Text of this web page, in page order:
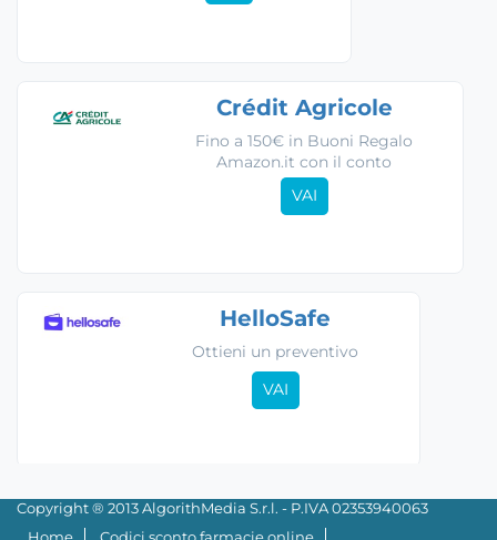
Crédit Agricole
Fino a 150€ in Buoni Regalo
Amazon.it con il conto
VAI
HelloSafe
Ottieni un preventivo
VAI
Copyright ® 2013 AlgorithMedia S.r.l. - P.IVA 02353940063
Home
Codici sconto farmacie online